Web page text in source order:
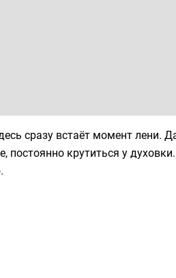
сразу встаёт момент лени.
постоянно крутиться у